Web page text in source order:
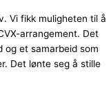
Vi fikk muligheten til å
arrangement. Det
og et samarbeid som
Det lønte seg å stille